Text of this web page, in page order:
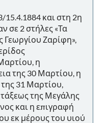
15.4.1884 και στη 2η
σε 2 στήλες «Τα
Γεωργίου Ζαρίφη»,
η
της 30 Μαρτίου, η
31 Μαρτίου,
της Μεγάλης
και η επιγραφή
εκ μέρους του υιού